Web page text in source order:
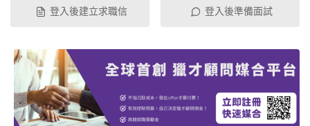
登入後建立求職信 登入後準備面試